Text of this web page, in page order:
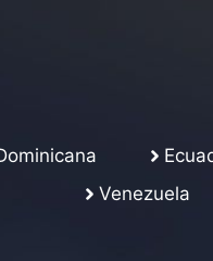
Venezuela